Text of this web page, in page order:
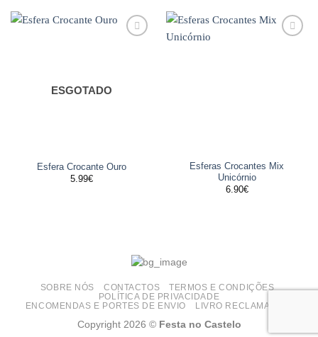
ESGOTADO
Esfera Crocante Ouro
5.99€
Esferas Crocantes Mix
Unicórnio
6.90€
SOBRE NÓS CONTACTOS
TERMOS E CONDIÇÕES
POLÍTICA DE PRIVACIDADE
ENCOMENDAS E PORTES DE ENVIO
LIVRO RECLAMAÇÕES
Copyright 2026 © Festa no Castelo